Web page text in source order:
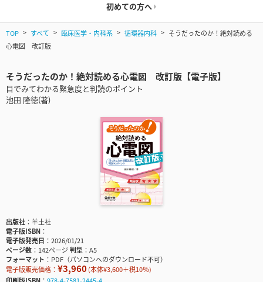
初めての方へ
TOP すべて 臨床医学・内科系 循環器内科
そうだったのか！絶対読める
心電図 改訂版
そうだったのか！絶対読める心電図 改訂版【電子版】
目でみてわかる緊急度と判読のポイント
池田 隆徳(著)
出版社
羊土社
電子版ISBN
電子版発売日
2026/01/21
ページ数
142ページ判型
A5
フォーマット
PDF（パソコンへのダウンロード不可）
電子版販売価格： ¥3,960(本体¥3,600＋税10％)